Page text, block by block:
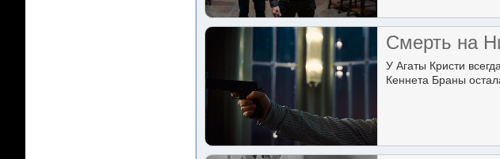
Смерть на
У Агаты Кристи
Кеннета Браны